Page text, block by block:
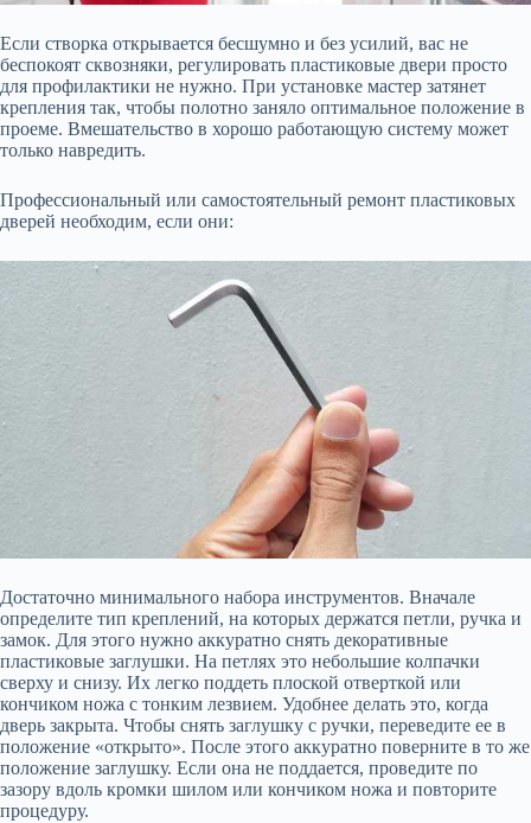
Если створка открывается бесшумно и без усилий, вас не
беспокоят сквозняки, регулировать пластиковые двери просто
для профилактики не нужно. При установке мастер затянет
крепления так, чтобы полотно заняло оптимальное положение в
проеме. Вмешательство в хорошо работающую систему может
только навредить.
Профессиональный или самостоятельный ремонт пластиковых
дверей необходим, если они:
Достаточно минимального набора инструментов. Вначале
определите тип креплений, на которых держатся петли, ручка и
замок. Для этого нужно аккуратно снять декоративные
пластиковые заглушки. На петлях это небольшие колпачки
сверху и снизу. Их легко поддеть плоской отверткой или
кончиком ножа с тонким лезвием. Удобнее делать это, когда
дверь закрыта. Чтобы снять заглушку с ручки, переведите ее в
положение «открыто». После этого аккуратно поверните в то же
положение заглушку. Если она не поддается, проведите по
зазору вдоль кромки шилом или кончиком ножа и повторите
процедуру.